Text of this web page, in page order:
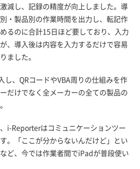
減し、記録の精度が向上しました。導
・製品別の作業時間を出力し、転記作
るのに合計15日ほど要しており、入力
、導入後は内容を入力するだけで容易
ました。
し、QRコードやVBA周りの仕組みを作
だけでなく全メーカーの全ての製品の
i-Reporterはコミュニケーションツー
。「ここが分からないんだけど」とい
ど、今では作業者間でiPadが普段使い